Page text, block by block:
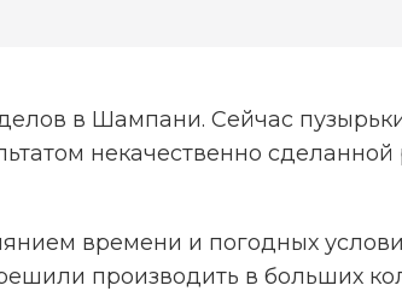
в Шампани. Сейчас
некачественно
времени и погодных
производить в больших